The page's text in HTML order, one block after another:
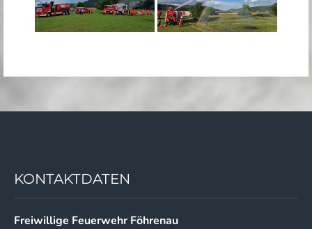
KONTAKTDATEN
Freiwillige Feuerwehr Föhrenau